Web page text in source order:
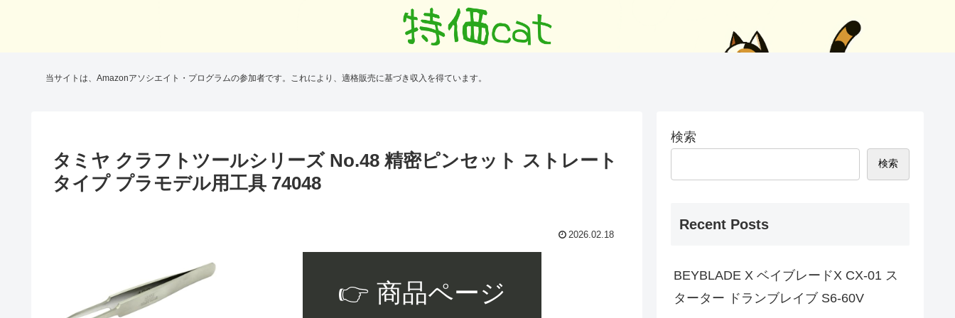
当サイトは、Amazonアソシエイト・プログラムの参加者です。これにより、適格販売に基づき収入を得ています。
タミヤ クラフトツールシリーズ No.48 精密ピンセット ストレート
タイプ プラモデル用工具 74048
2026.02.18
👉 商品ページ
検索
検索
Recent Posts
BEYBLADE X ベイブレードX CX-01 ス
ターター ドランブレイブ S6-60V